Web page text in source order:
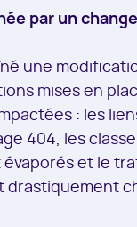
par un
une
mises en
: les
404, les
et le
drastiquement